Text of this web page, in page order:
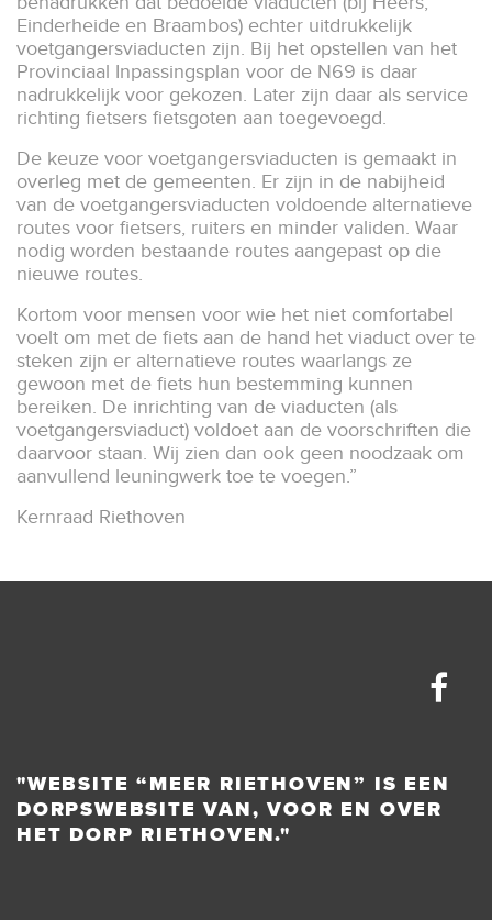
Einderheide en Braambos) echter uitdrukkelijk
voetgangersviaducten zijn. Bij het opstellen van het
Provinciaal Inpassingsplan voor de N69 is daar
nadrukkelijk voor gekozen. Later zijn daar als service
richting fietsers fietsgoten aan toegevoegd.
De keuze voor voetgangersviaducten is gemaakt in
overleg met de gemeenten. Er zijn in de nabijheid
van de voetgangersviaducten voldoende alternatieve
routes voor fietsers, ruiters en minder validen. Waar
nodig worden bestaande routes aangepast op die
nieuwe routes.
Kortom voor mensen voor wie het niet comfortabel
voelt om met de fiets aan de hand het viaduct over te
steken zijn er alternatieve routes waarlangs ze
gewoon met de fiets hun bestemming kunnen
bereiken. De inrichting van de viaducten (als
voetgangersviaduct) voldoet aan de voorschriften die
daarvoor staan. Wij zien dan ook geen noodzaak om
aanvullend leuningwerk toe te voegen.”
Kernraad Riethoven
"WEBSITE “MEER RIETHOVEN” IS EEN
DORPSWEBSITE VAN, VOOR EN OVER
HET DORP RIETHOVEN."